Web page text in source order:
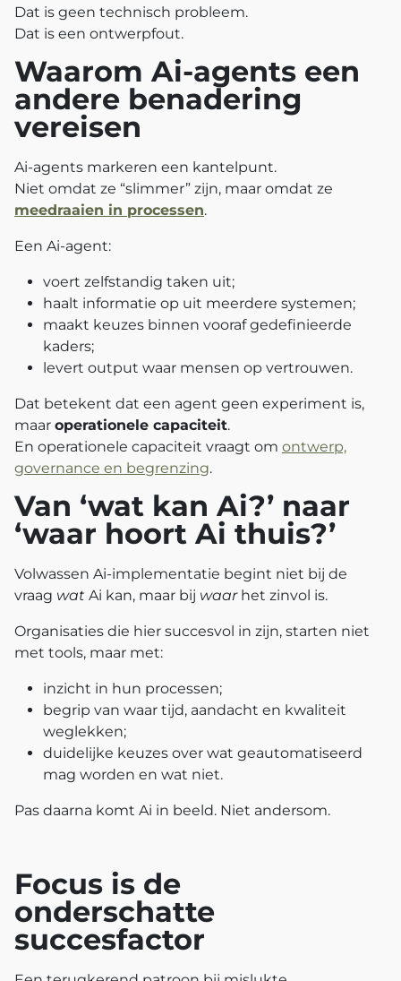
Dat is geen technisch probleem.
Dat is een ontwerpfout.
Waarom Ai‑agents een
andere benadering
vereisen
Ai‑agents markeren een kantelpunt.
Niet omdat ze “slimmer” zijn, maar omdat ze
meedraaien in processen.
Een Ai‑agent:
voert zelfstandig taken uit;
haalt informatie op uit meerdere systemen;
maakt keuzes binnen vooraf gedefinieerde
kaders;
levert output waar mensen op vertrouwen.
Dat betekent dat een agent geen experiment is,
maar operationele capaciteit.
En operationele capaciteit vraagt om ontwerp,
governance en begrenzing.
Van ‘wat kan Ai?’ naar
‘waar hoort Ai thuis?’
Volwassen Ai‑implementatie begint niet bij de
vraag wat Ai kan, maar bij waarhet zinvol is.
Organisaties die hier succesvol in zijn, starten niet
met tools, maar met:
inzicht in hun processen;
begrip van waar tijd, aandacht en kwaliteit
weglekken;
duidelijke keuzes over wat geautomatiseerd
mag worden en wat niet.
Pas daarna komt Ai in beeld. Niet andersom.
Focus is de
onderschatte
succesfactor